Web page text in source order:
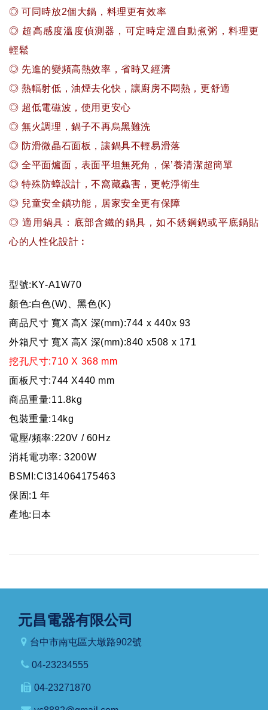
◎ 可同時放2個大鍋，料理更有效率
◎ 超高感度溫度偵測器，可定時定溫自動煮粥，料理更
輕鬆
◎ 先進的變頻高熱效率，省時又經濟
◎ 熱輻射低，油煙去化快，讓廚房不悶熱，更舒適
◎ 超低電磁波，使用更安心
◎ 無火調理，鍋子不再烏黑難洗
◎ 防滑微晶石面板，讓鍋具不輕易滑落
◎ 全平面爐面，表面平坦無死角，保’養清潔超簡單
◎ 特殊防蟑設計，不窩藏蟲害，更乾淨衛生
◎ 兒童安全鎖功能，居家安全更有保障
◎ 適用鍋具：底部含鐵的鍋具，如不銹鋼鍋或平底鍋貼
心的人性化設計︰
型號:KY-A1W70
顏色:白色(W)、黑色(K)
商品尺寸 寬X 高X 深(mm):744 x 440x 93
外箱尺寸 寬X 高X 深(mm):840 x508 x 171
挖孔尺寸:710 X 368 mm
面板尺寸:744 X440 mm
商品重量:11.8kg
包裝重量:14kg
電壓/頻率:220V / 60Hz
消耗電功率: 3200W
BSMI:CI314064175463
保固:1 年
產地:日本
元昌電器有限公司
台中市南屯區大墩路902號
04-23234555
04-23271870